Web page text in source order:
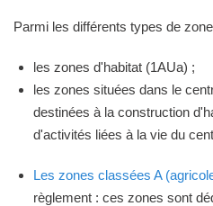
Parmi les différents types de
les zones d'habitat (1AUa) ;
les zones situées dans le
destinées à la construction
d'activités liées à la vie du
Les zones classées A
règlement : ces zones sont